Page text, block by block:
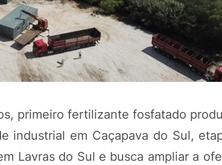
primeiro fertilizante fosfatado
industrial em Caçapava do Sul,
Lavras do Sul e busca ampliar a